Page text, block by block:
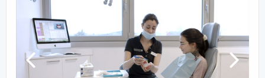
Slide
precedente
Slide